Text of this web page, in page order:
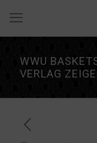
WWU
VERLAG